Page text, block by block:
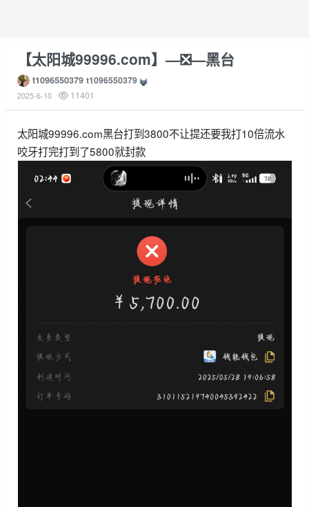
【太阳城99996.com】—❎—黑台
t1096550379 t1096550379
2025-6-10 11401
太阳城99996.com黑台打到3800不让提还要我打10倍流水
咬牙打完打到了5800就封款